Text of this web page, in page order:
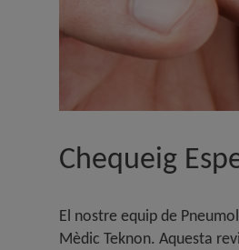
Chequeig
El nostre equip de
Mèdic Teknon. Aquesta